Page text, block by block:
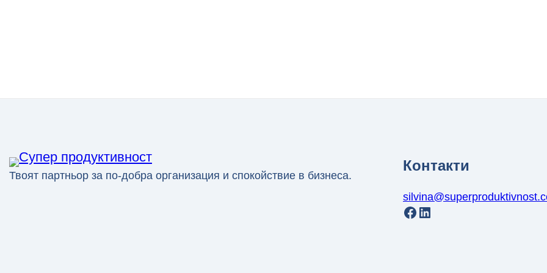
Твоят партньор за по-добра организация и спокойствие в бизнеса.
Контакти
Facebook LinkedIn